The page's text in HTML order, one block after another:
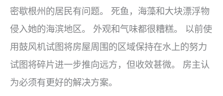
密歇根州的居民有问题。 死鱼，海藻和大块漂浮物
侵入她的海滨地区。 外观和气味都很糟糕。 以前使
用鼓风机试图将房屋周围的区域保持在水上的努力
试图将碎片进一步推向远方，但收效甚微。 房主认
为必须有更好的解决方案。